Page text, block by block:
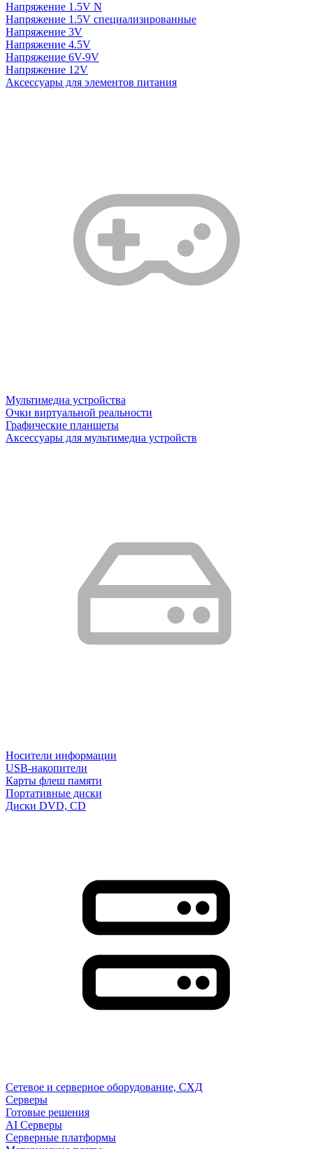
Напряжение 1.5V N
Напряжение 1.5V специализированные
Напряжение 3V
Напряжение 4.5V
Напряжение 6V-9V
Напряжение 12V
Аксессуары для элементов питания
Мультимедиа устройства
Очки виртуальной реальности
Графические планшеты
Аксессуары для мультимедиа устройств
Носители информации
USB-накопители
Карты флеш памяти
Портативные диски
Диски DVD, CD
Сетевое и серверное оборудование, СХД
Cерверы
Готовые решения
AI Серверы
Серверные платформы